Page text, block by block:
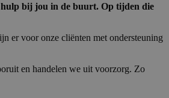
hulp bij jou in de buurt. Op tijden die
er voor onze cliënten met ondersteuning
en handelen we uit voorzorg. Zo